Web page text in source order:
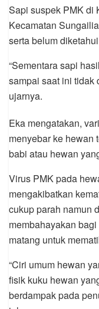
Sapi suspek PMK di
Kecamatan
serta belum
“Sementara sapi
sampai saat ini tidak
ujarnya.
Eka mengatakan,
menyebar ke hewan
babi atau hewan
Virus PMK pada
mengakibatkan
cukup parah namun
membahayakan
matang untuk
“Ciri umum hewan
fisik kuku hewan
berdampak pada